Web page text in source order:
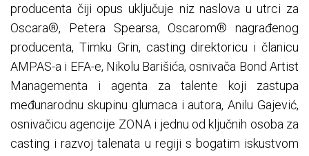
producenta čiji opus uključuje niz naslova u utrci za
Oscara®, Petera Spearsa, Oscarom® nagrađenog
producenta, Timku Grin, casting direktoricu i članicu
AMPAS-a i EFA-e, Nikolu Barišića, osnivača Bond Artist
Managementa i agenta za talente koji zastupa
međunarodnu skupinu glumaca i autora, Anilu Gajević,
osnivačicu agencije ZONA i jednu od ključnih osoba za
casting i razvoj talenata u regiji s bogatim iskustvom